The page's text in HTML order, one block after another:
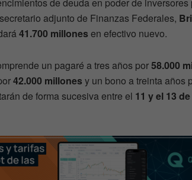
adjunto de Finanzas Federales,
41.700 millones en efectivo nuevo.
un pagaré a tres años por58.000
42.000 millones y un bono a treinta años
de forma sucesiva entre el 11 y el 13